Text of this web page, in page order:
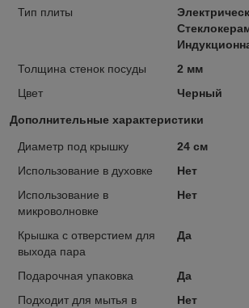
Тип плиты
Толщина стенок посуды
2 мм
Цвет
Черный
Дополнительные характеристики
Диаметр под крышку
24 см
Использование в духовке
Нет
Использование в
микроволновке
Нет
Крышка с отверстием для
выхода пара
Да
Подарочная упаковка
Да
Подходит для мытья в
Нет